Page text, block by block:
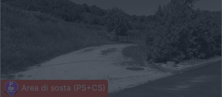
Area di sosta (PS+CS)